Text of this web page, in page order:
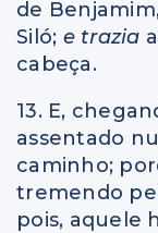
de
Siló; e trazia
cabeça.
13. E,
assentado
caminho;
tremendo
pois, aquele